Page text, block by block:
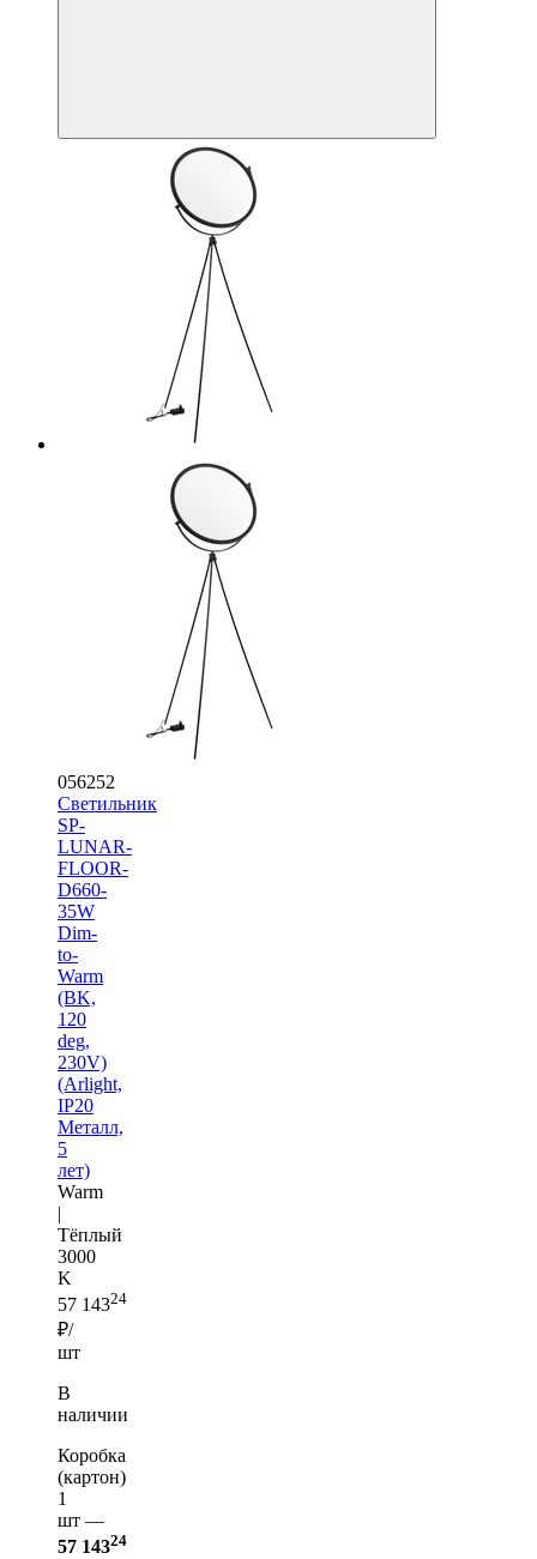
056252
Светильник
SP-
LUNAR-
FLOOR-
D660-
35W
Dim-
to-
Warm
(BK,
120
deg,
230V)
(Arlight,
IP20
Металл,
5
лет)
Warm
|
Тёплый
3000
K
57 14324
₽/
шт
В
наличии
Коробка
(картон)
1
шт —
57 14324